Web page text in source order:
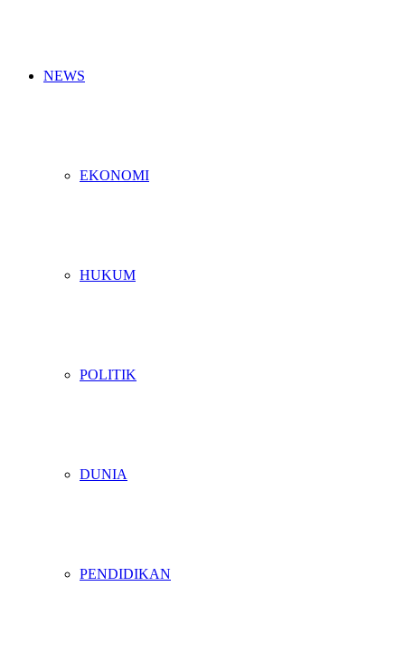
NEWS
EKONOMI
HUKUM
POLITIK
DUNIA
PENDIDIKAN